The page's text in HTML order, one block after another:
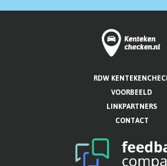
RDW
VOORBEELD
LINKPARTNERS
CONTACT